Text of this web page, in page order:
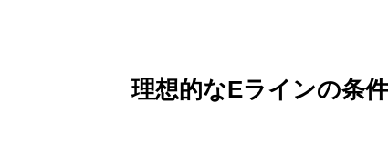
理想的なEラインの条件